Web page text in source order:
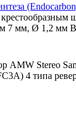
7 мм, Ø 1,2 мм
AMW Stereo
4 типа